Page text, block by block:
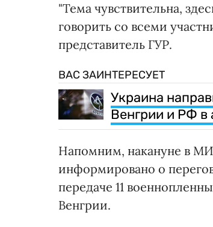
"Тема чувствительна,
говорить со всеми
представитель ГУР.
ВАС ЗАИНТЕРЕСУЕТ
Украина
Венгрии и РФ в
Напомним, накануне в
информировано о
передаче 11
Венгрии.